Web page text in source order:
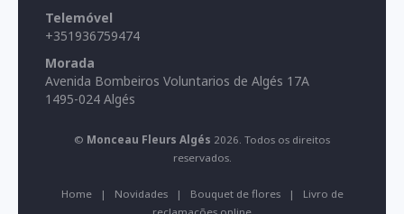
Telemóvel
+351936759474
Morada
Avenida Bombeiros Voluntarios de Algés 17A
1495-024 Algés
© Monceau Fleurs Algés 2026. Todos os direitos
reservados.
Home| Novidades| Bouquet de flores| Livro de